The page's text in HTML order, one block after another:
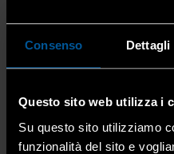
Consenso Dettagli
Questo sito web utilizza i
Su questo sito utilizziamo
funzionalità del sito e
02 Apr 2026Archivio
Home
8 aprile 2026 –
Mercoledì8 aprile 2026, a
il workshop dal titolo
innovative”